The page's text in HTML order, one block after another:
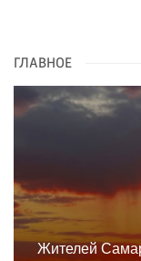
ГЛАВНОЕ
Жителей